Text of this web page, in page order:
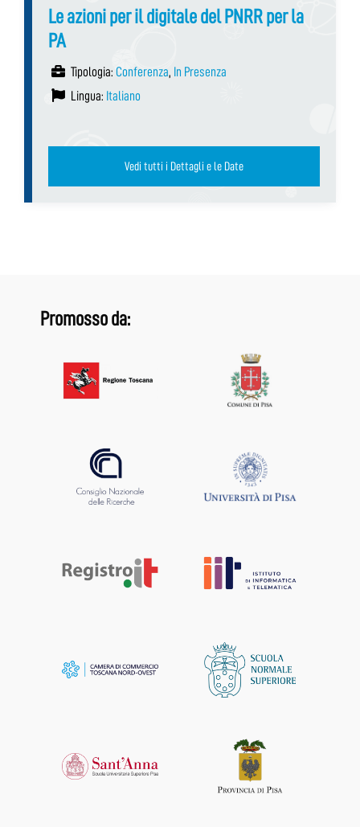
Le azioni per il digitale del PNRR per la
PA
Tipologia: Conferenza, In Presenza
Lingua: Italiano
Vedi tutti i Dettagli e le Date
Promosso da: